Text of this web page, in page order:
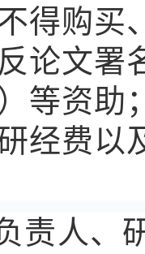
得购买
论文署
等资助
经费以
责人、